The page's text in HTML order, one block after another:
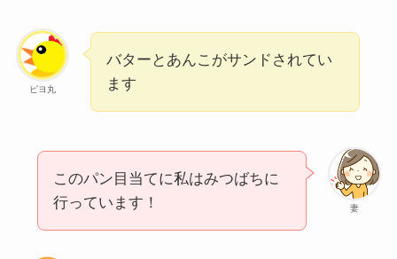
ピヨ丸
バターとあんこがサンドされてい
ます
妻
このパン目当てに私はみつばちに
行っています！